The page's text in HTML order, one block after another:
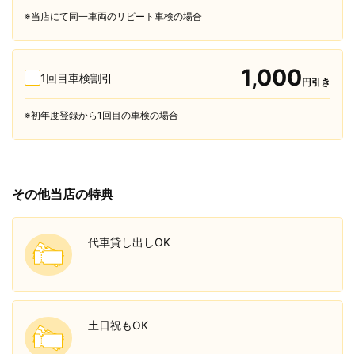
※当店にて同一車両のリピート車検の場合
1回目車検割引 1,000円引き
※初年度登録から1回目の車検の場合
その他当店の特典
代車貸し出しOK
土日祝もOK